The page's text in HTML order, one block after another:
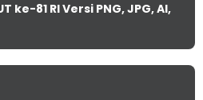
ke-81 RI Versi PNG, JPG, AI,